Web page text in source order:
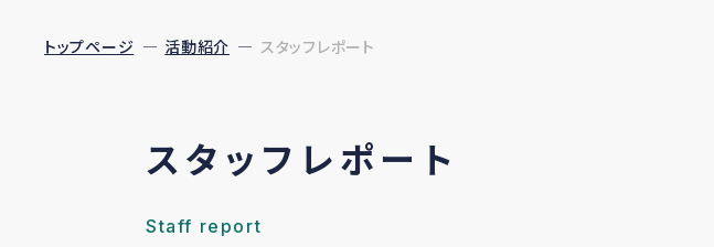
トップページ 活動紹介 スタッフレポート
スタッフレポート
Staff report